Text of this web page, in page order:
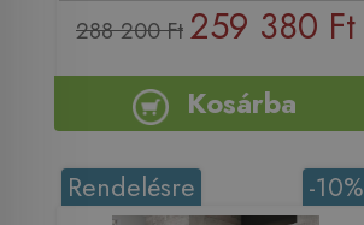
288 200 Ft 259 380 Ft
Kosárba
-10%
Rendelésre